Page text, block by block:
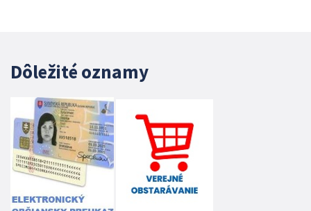
Dôležité oznamy